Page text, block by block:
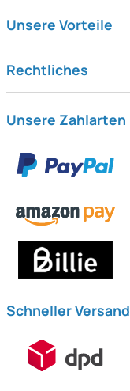
Unsere Vorteile
Rechtliches
Unsere Zahlarten
Schneller Versand